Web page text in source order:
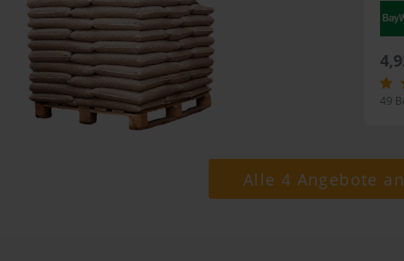
49
Alle 4 Angebote